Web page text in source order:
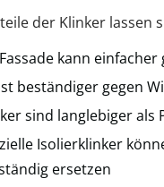
der Klinker lassen
kann
beständiger gegen
sind langlebiger als
Isolierklinker
ersetzen